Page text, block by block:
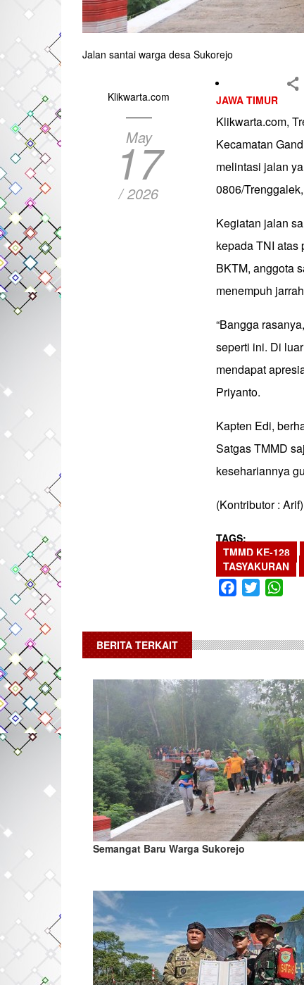
Jalan santai warga desa Sukorejo
Klikwarta.com
May
17
/ 2026
JAWA TIMUR
Klikwarta.com,
Kecamatan
melintasi jalan
0806/
Kegiatan jalan
kepada TNI atas
BKTM, anggota
menempuh
“Bangga
seperti ini. Di
mendapat
Priyanto.
Kapten Edi,
Satgas TMMD
kesehariannya
(Kontributor : Arif)
TAGS
TMMD KE-128
TASYAKURAN
Facebook
Twitter
BERITA TERKAIT
Semangat Baru Warga Sukorejo